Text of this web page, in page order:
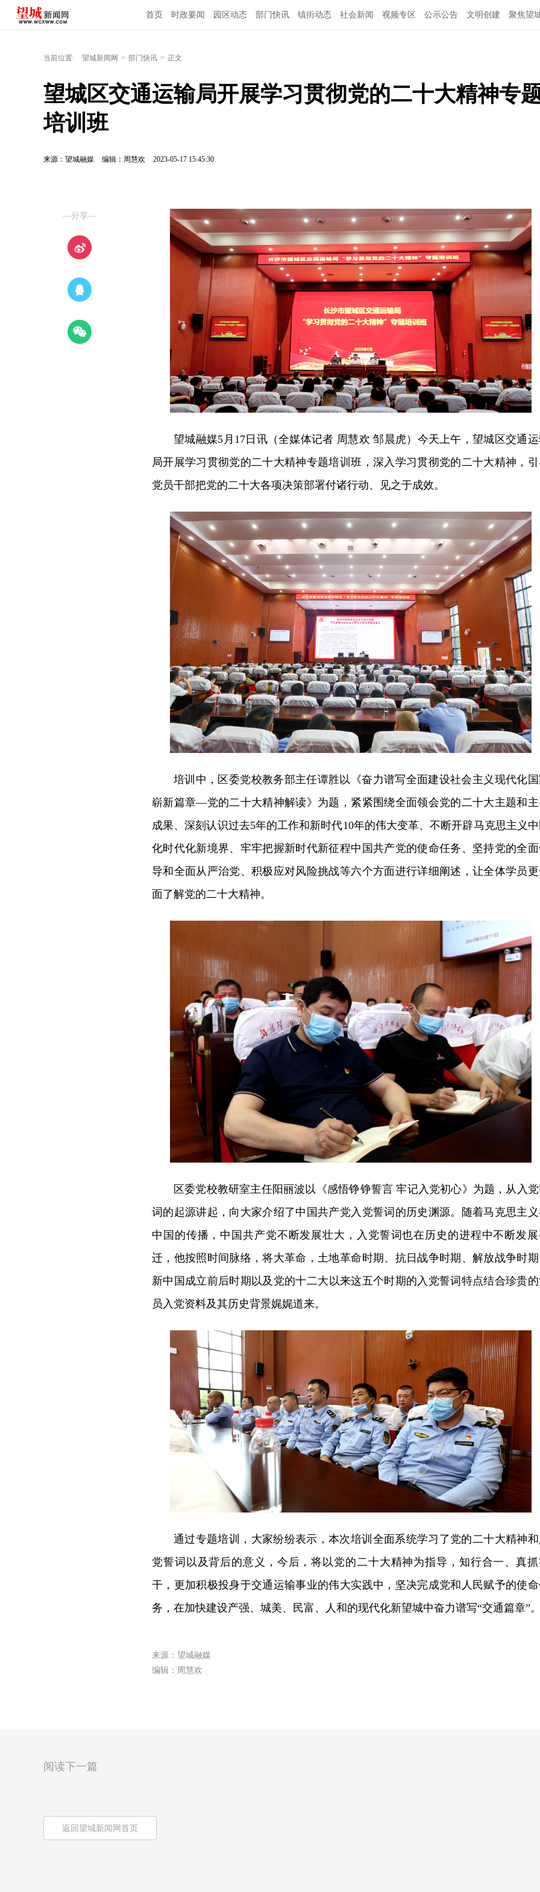
首页 时政要闻 园区动态 部门快讯 镇街动态 社会新闻 视频专区 公示公告 文明创建 聚焦望
当前位置: 望城新闻网 > 部门快讯 > 正文
望城区交通运输局开展学习贯彻党的二十大精神专
培训班
来源：望城融媒 编辑：周慧欢 2023-05-17 15:45:30
—分享—
望城融媒5月17日讯（全媒体记者 周慧欢 邹晨虎）今天上午，望城区交通
局开展学习贯彻党的二十大精神专题培训班，深入学习贯彻党的二十大精神，
党员干部把党的二十大各项决策部署付诸行动、见之于成效。
培训中，区委党校教务部主任谭胜以《奋力谱写全面建设社会主义现代化
崭新篇章—党的二十大精神解读》为题，紧紧围绕全面领会党的二十大主题和
成果、深刻认识过去5年的工作和新时代10年的伟大变革、不断开辟马克思主义中
化时代化新境界、牢牢把握新时代新征程中国共产党的使命任务、坚持党的全
导和全面从严治党、积极应对风险挑战等六个方面进行详细阐述，让全体学员
面了解党的二十大精神。
区委党校教研室主任阳丽波以《感悟铮铮誓言 牢记入党初心》为题，从入
词的起源讲起，向大家介绍了中国共产党入党誓词的历史渊源。随着马克思主
中国的传播，中国共产党不断发展壮大，入党誓词也在历史的进程中不断发
迁，他按照时间脉络，将大革命，土地革命时期、抗日战争时期、解放战争时期
新中国成立前后时期以及 党的十二大以来这五个时期的入党誓词特点结合珍贵
员入党资料及其历史背景娓娓道来。
通过专题培训，大家纷纷表示，本次培训全面系统学习了党的二十大精神和
党誓词以及背后的意义，今后，将以党的二十大精神为指导，知行合一、真抓
干，更加积极投身于交通运输事业的伟大实践中，坚决完成党和人民赋予的使
务， 在加快建设产强、城美、民富、人和的现代化新望城中奋力谱写“交通篇章”。
来源：望城融媒
编辑：周慧欢
阅读下一篇
返回望城新闻网首页